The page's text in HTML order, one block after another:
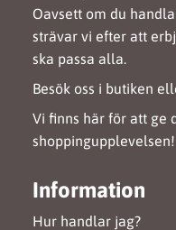
Oavsett om du
strävar vi efter att
ska passa alla.
Besök oss i butiken
Vi finns här för att ge
shoppingupplevelsen!
Information
Hur handlar jag?